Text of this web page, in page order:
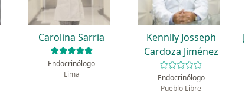
Carolina Sarria
Endocrinólogo
Lima
Kennlly Josseph
Cardoza Jiménez
Endocrinólogo
Pueblo Libre